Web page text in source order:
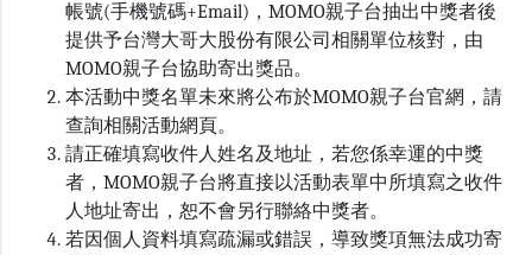
帳號(手機號碼+Email)，MOMO親子台抽出中獎者後
提供予台灣大哥大股份有限公司相關單位核對，由
MOMO親子台協助寄出獎品。
本活動中獎名單未來將公布於MOMO親子台官網，請
查詢相關活動網頁。
請正確填寫收件人姓名及地址，若您係幸運的中獎
者，MOMO親子台將直接以活動表單中所填寫之收件
人地址寄出，恕不會另行聯絡中獎者。
若因個人資料填寫疏漏或錯誤，導致獎項無法成功寄